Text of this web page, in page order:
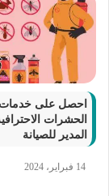
احصل على
الحشرات
المدير للصيانة
14 فبراير، 2024